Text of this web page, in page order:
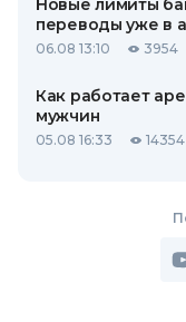
Новые лимиты
переводы уже в
06.08 13:10 3954
Как работает
мужчин
05.08 16:33 14354